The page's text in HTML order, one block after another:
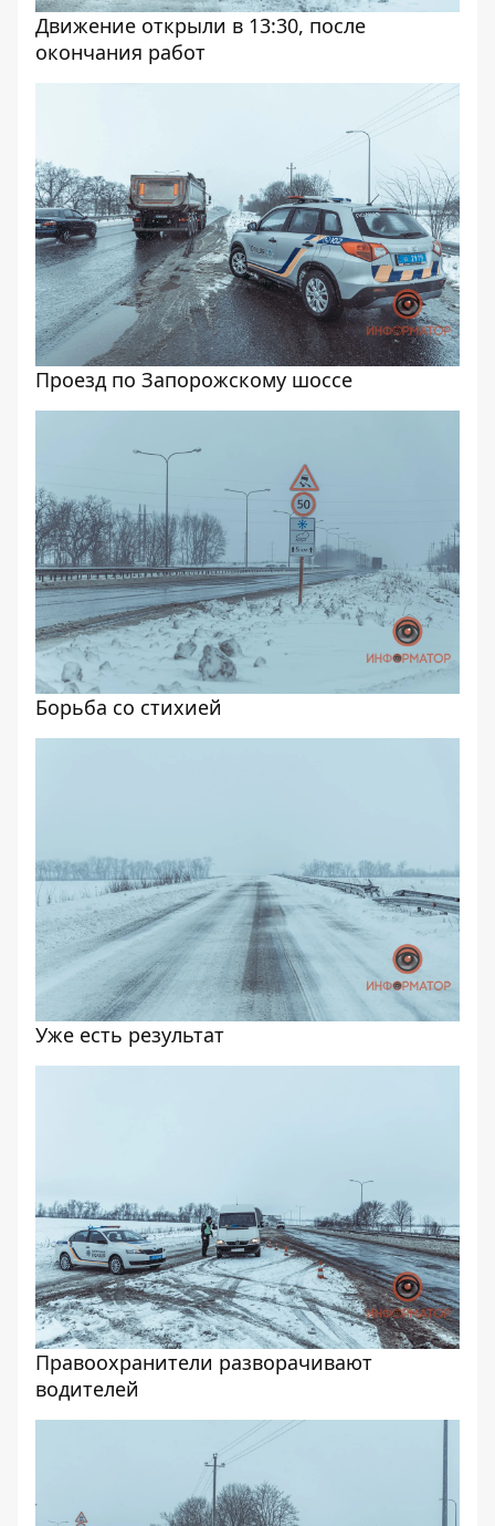
Движение открыли в 13:30, после
окончания работ
Проезд по Запорожскому шоссе
Борьба со стихией
Уже есть результат
Правоохранители разворачивают
водителей